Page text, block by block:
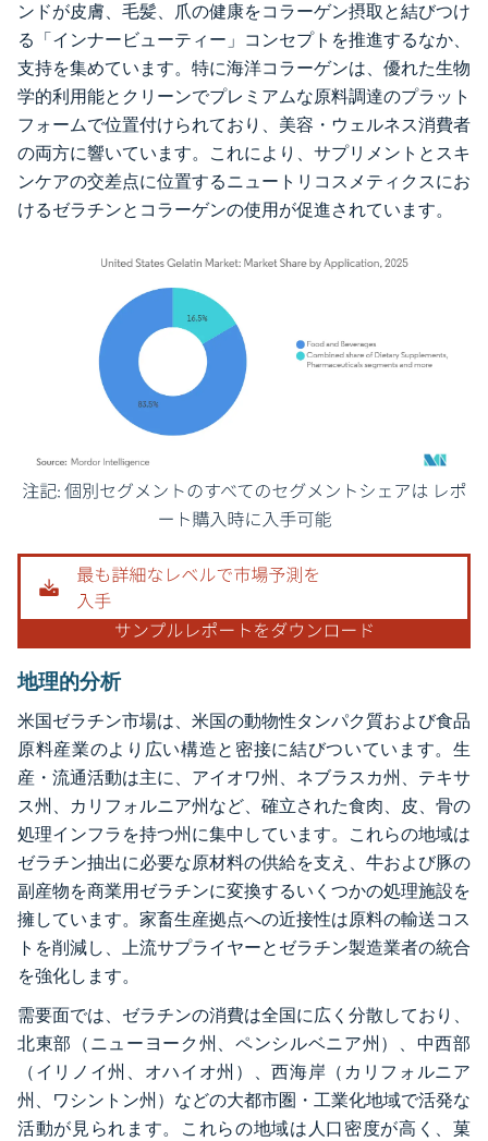
ンドが皮膚、毛髪、爪の健康をコラーゲン摂取と結びつけ
る「インナービューティー」コンセプトを推進するなか、
支持を集めています。特に海洋コラーゲンは、優れた生物
学的利用能とクリーンでプレミアムな原料調達のプラット
フォームで位置付けられており、美容・ウェルネス消費者
の両方に響いています。これにより、サプリメントとスキ
ンケアの交差点に位置するニュートリコスメティクスにお
けるゼラチンとコラーゲンの使用が促進されています。
画像 © Mordor Intelligence。再利用にはCC BY 4.0の表示が必要です。
地理的分析
米国ゼラチン市場は、米国の動物性タンパク質および食品
原料産業のより広い構造と密接に結びついています。生
産・流通活動は主に、アイオワ州、ネブラスカ州、テキサ
ス州、カリフォルニア州など、確立された食肉、皮、骨の
処理インフラを持つ州に集中しています。これらの地域は
ゼラチン抽出に必要な原材料の供給を支え、牛および豚の
副産物を商業用ゼラチンに変換するいくつかの処理施設を
擁しています。家畜生産拠点への近接性は原料の輸送コス
トを削減し、上流サプライヤーとゼラチン製造業者の統合
を強化します。
需要面では、ゼラチンの消費は全国に広く分散しており、
北東部（ニューヨーク州、ペンシルベニア州）、中西部
（イリノイ州、オハイオ州）、西海岸（カリフォルニア
州、ワシントン州）などの大都市圏・工業化地域で活発な
活動が見られます。これらの地域は人口密度が高く、菓